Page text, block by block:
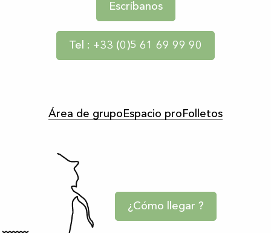
Escríbanos
Tel : +33 (0)5 61 69 99 90
Área de grupo Espacio pro Folletos
¿Cómo llegar ?